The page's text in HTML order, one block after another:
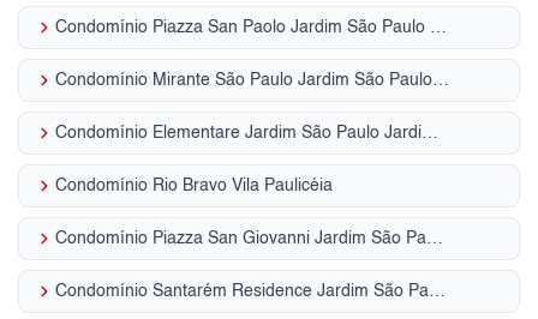
keyboard_arrow_right Condomínio Piazza San Paolo Jardim São Paulo (Zona Norte)
keyboard_arrow_right Condomínio Mirante São Paulo Jardim São Paulo (Zona Norte)
keyboard_arrow_right Condomínio Elementare Jardim São Paulo Jardim São Paulo (Zona Norte)
keyboard_arrow_right Condomínio Rio Bravo Vila Paulicéia
keyboard_arrow_right Condomínio Piazza San Giovanni Jardim São Paulo (Zona Norte)
keyboard_arrow_right Condomínio Santarém Residence Jardim São Paulo (Zona Norte)